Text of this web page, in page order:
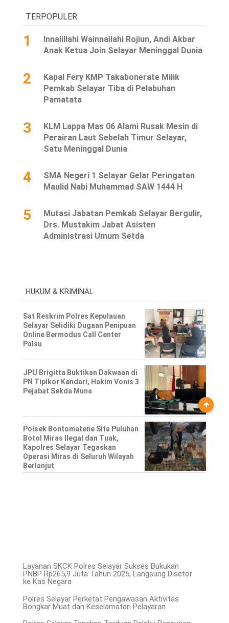
TERPOPULER
1
Innalillahi Wainnailahi Rojiun, Andi Akbar
Anak Ketua Join Selayar Meninggal Dunia
2
Kapal Fery KMP Takabonerate Milik
Pemkab Selayar Tiba di Pelabuhan
Pamatata
3
KLM Lappa Mas 06 Alami Rusak Mesin di
Perairan Laut Sebelah Timur Selayar,
Satu Meninggal Dunia
4
SMA Negeri 1 Selayar Gelar Peringatan
Maulid Nabi Muhammad SAW 1444 H
5
Mutasi Jabatan Pemkab Selayar Bergulir,
Drs. Mustakim Jabat Asisten
Administrasi Umum Setda
HUKUM & KRIMINAL
Sat Reskrim Polres Kepulauan
Selayar Selidiki Dugaan Penipuan
Online Bermodus Call Center
Palsu
JPU Brigitta Buktikan Dakwaan di
PN Tipikor Kendari, Hakim Vonis 3
Pejabat Sekda Muna
Polsek Bontomatene Sita Puluhan
Botol Miras Ilegal dan Tuak,
Kapolres Selayar Tegaskan
Operasi Miras di Seluruh Wilayah
Berlanjut
Layanan SKCK Polres Selayar Sukses Bukukan
PNBP Rp265,9 Juta Tahun 2025, Langsung Disetor
ke Kas Negara
Polres Selayar Perketat Pengawasan Aktivitas
Bongkar Muat dan Keselamatan Pelayaran